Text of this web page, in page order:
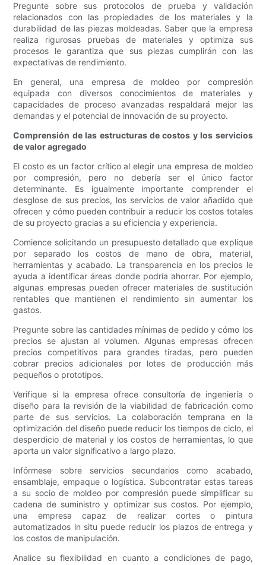
Pregunte sobre sus protocolos de prueba y validación
relacionados con las propiedades de los materiales y la
durabilidad de las piezas moldeadas. Saber que la empresa
realiza rigurosas pruebas de materiales y optimiza sus
procesos le garantiza que sus piezas cumplirán con las
expectativas de rendimiento.
En general, una empresa de moldeo por compresión
equipada con diversos conocimientos de materiales y
capacidades de proceso avanzadas respaldará mejor las
demandas y el potencial de innovación de su proyecto.
Comprensión de las estructuras de costos y los servicios
de valor agregado
El costo es un factor crítico al elegir una empresa de moldeo
por compresión, pero no debería ser el único factor
determinante. Es igualmente importante comprender el
desglose de sus precios, los servicios de valor añadido que
ofrecen y cómo pueden contribuir a reducir los costos totales
de su proyecto gracias a su eficiencia y experiencia.
Comience solicitando un presupuesto detallado que explique
por separado los costos de mano de obra, material,
herramientas y acabado. La transparencia en los precios le
ayuda a identificar áreas donde podría ahorrar. Por ejemplo,
algunas empresas pueden ofrecer materiales de sustitución
rentables que mantienen el rendimiento sin aumentar los
gastos.
Pregunte sobre las cantidades mínimas de pedido y cómo los
precios se ajustan al volumen. Algunas empresas ofrecen
precios competitivos para grandes tiradas, pero pueden
cobrar precios adicionales por lotes de producción más
pequeños o prototipos.
Verifique si la empresa ofrece consultoría de ingeniería o
diseño para la revisión de la viabilidad de fabricación como
parte de sus servicios. La colaboración temprana en la
optimización del diseño puede reducir los tiempos de ciclo, el
desperdicio de material y los costos de herramientas, lo que
aporta un valor significativo a largo plazo.
Infórmese sobre servicios secundarios como acabado,
ensamblaje, empaque o logística. Subcontratar estas tareas
a su socio de moldeo por compresión puede simplificar su
cadena de suministro y optimizar sus costos. Por ejemplo,
una empresa capaz de realizar cortes o pintura
automatizados in situ puede reducir los plazos de entrega y
los costos de manipulación.
Analice su flexibilidad en cuanto a condiciones de pago,